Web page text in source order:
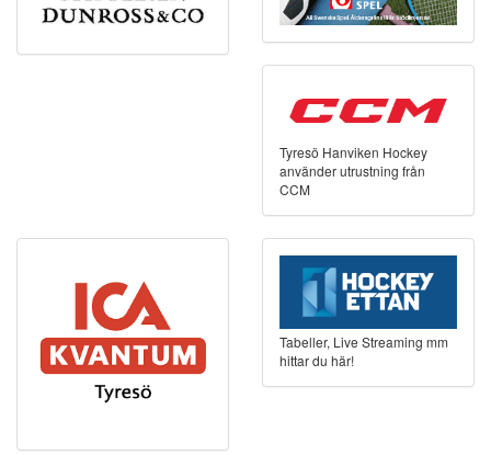
Tyresö Hanviken Hockey
använder utrustning från
CCM
Tabeller, Live Streaming mm
hittar du här!